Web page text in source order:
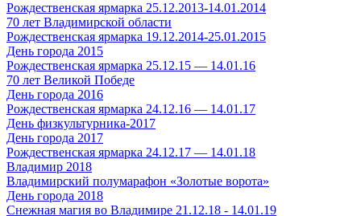
Рождественская ярмарка 25.12.2013-14.01.2014
70 лет Владимирской области
Рождественская ярмарка 19.12.2014-25.01.2015
День города 2015
Рождественская ярмарка 25.12.15 — 14.01.16
70 лет Великой Победе
День города 2016
Рождественская ярмарка 24.12.16 — 14.01.17
День физкультурника-2017
День города 2017
Рождественская ярмарка 24.12.17 — 14.01.18
Владимир 2018
Владимирский полумарафон «Золотые ворота»
День города 2018
Снежная магия во Владимире 21.12.18 - 14.01.19